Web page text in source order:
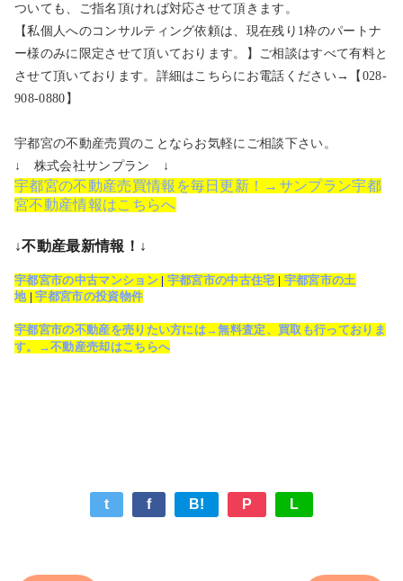
ついても、ご指名頂ければ対応させて頂きます。
【私個人へのコンサルティング依頼は、現在残り1枠のパートナ
ー様のみに限定させて頂いております。】ご相談はすべて有料と
させて頂いております。詳細はこちらにお電話ください→【028-
908-0880】
宇都宮の不動産売買のことならお気軽にご相談下さい。
↓ 株式会社サンプラン ↓
宇都宮の不動産売買情報を毎日更新！→サンプラン宇都
宮不動産情報はこちらへ
↓不動産最新情報！↓
宇都宮市の中古マンション| 宇都宮市の中古住宅 | 宇都宮市の土
地|宇都宮市の投資物件
宇都宮市の不動産を売りたい方には→無料査定、買取も行っておりま
す。→不動産売却はこちらへ
t f B! P L